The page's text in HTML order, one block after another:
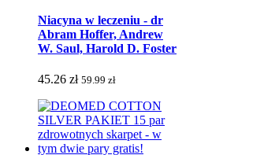
Niacyna w leczeniu - dr
Abram Hoffer, Andrew
W. Saul, Harold D. Foster
45.26 zł 59.99 zł